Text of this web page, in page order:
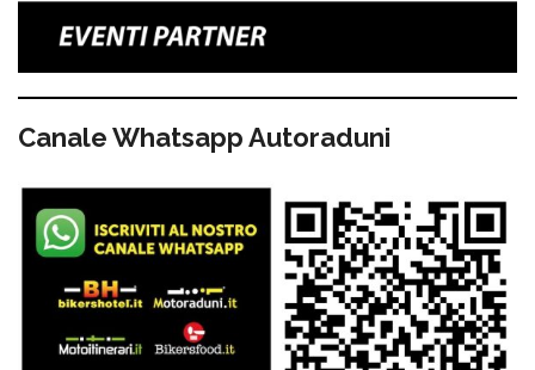
Canale Whatsapp Autoraduni